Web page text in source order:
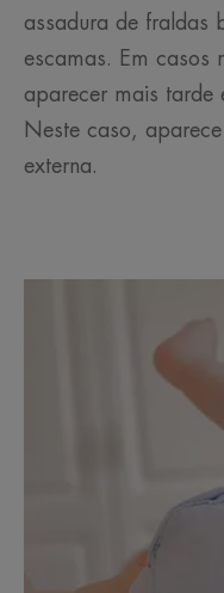
assadura de fraldas
escamas. Em casos
aparecer mais tarde
Neste caso,
externa.